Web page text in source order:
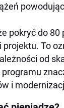
pokryć do 80
To
od
i